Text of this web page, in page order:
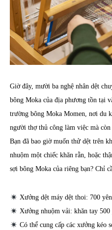
Giờ đây, mười ba nghệ nhân dệt
bông Moka của địa phương tồn tại
trường bông Moka Momen, nơi du
người thợ thủ công làm việc mà
Bạn đã bao giờ muốn thử dệt trên
nhuộm một chiếc khăn rằn, hoặc
sợi bông Moka của riêng bạn? Chỉ
Xưởng dệt máy dệt thoi: 700 yên
Xưởng nhuộm vải: khăn tay
Có thể cung cấp các xưởng kéo